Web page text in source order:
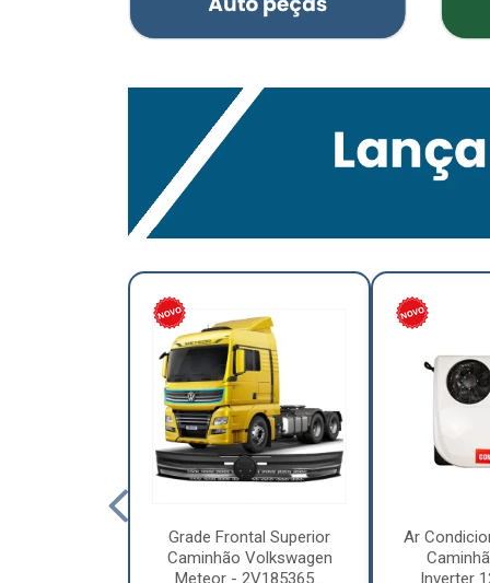
Grade Frontal Superior
Caminhão Volkswagen
Meteor - 2V185365...
Ar
Inverter